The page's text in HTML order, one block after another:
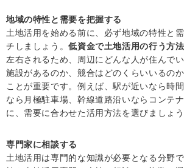
地域の特性と需要を把握する
土地活用を始める前に、必ず地域の特性と
チしましょう。低資金で土地活用の行う方法
左右されるため、周辺にどんな人が住んで
施設があるのか、競合はどのくらいいるの
ことが重要です。例えば、駅が近いなら時
なら月極駐車場、幹線道路沿いならコンテ
に、需要に合わせた活用方法を選びましょう
専門家に相談する
土地活用は専門的な知識が必要となる分野